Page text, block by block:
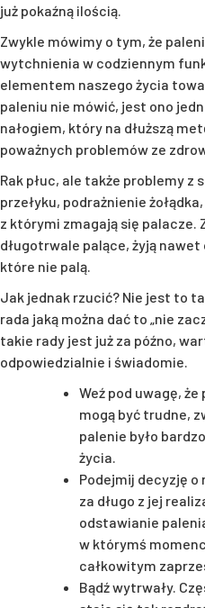
już pokaźną ilością.
Zwykle mówimy o tym, że
wytchnienia w codziennym
elementem naszego życia
paleniu nie mówić, jest ono
nałogiem, który na dłuższą
poważnych problemów ze
Rak płuc, ale także problemy
przełyku, podrażnienie
z którymi zmagają się palacze.
długotrwale palące, żyją
które nie palą.
Jak jednak rzucić? Nie jest to
rada jaką można dać to „nie
takie rady jest już za późno,
odpowiedzialnie i świadomie.
Weź pod uwagę,
mogą być trudne,
palenie było
życia.
Podejmij decyzję o
za długo z jej
odstawianie
w którymś
całkowitym
Bądź wytrwały.